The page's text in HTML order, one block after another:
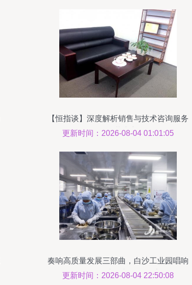
【恒指谈】深度解析销售与技术咨询服务
的价值共生之道
更新时间：2026-08-04 01:01:05
奏响高质量发展三部曲，白沙工业园唱响
食品及农产品加工最强音
更新时间：2026-08-04 22:50:08